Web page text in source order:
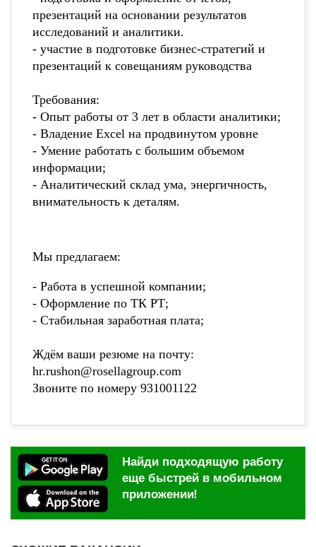
презентаций на основании результатов
исследований и аналитики.
- участие в подготовке бизнес-стратегий и
презентаций к совещаниям руководства
Требования:
- Опыт работы от 3 лет в области аналитики;
- Владение Excel на продвинутом уровне
- Умение работать с большим объемом
информации;
- Аналитический склад ума, энергичность,
внимательность к деталям.
Мы предлагаем:
- Работа в успешной компании;
- Оформление по ТК РТ;
- Стабильная заработная плата;
Ждём ваши резюме на почту:
hr.rushon@rosellagroup.com
Звоните по номеру 931001122
Найди подходящую работу
еще быстрей в мобильном
приложении!